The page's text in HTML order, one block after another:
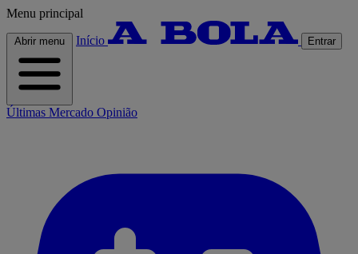
Menu principal
Abrir menu Início Entrar
Últimas Mercado Opinião